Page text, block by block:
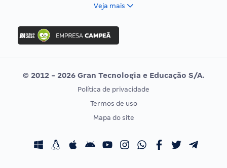
Concurso Ibama
Concurso MPU
Editais publicados
Vunesp
CONCURSOS POR PROFISSÃO
Concursos Fiscais
EXAME DE ORDEM
Calendário OAB
Veja mais
© 2012 - 2026 Gran Tecnologia e Educação S/A.
Política de privacidade
Termos de uso
Mapa do site